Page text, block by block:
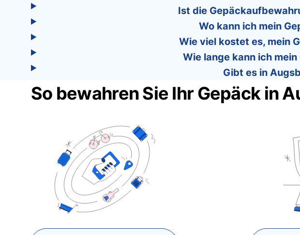
Ist die
Wo kann ich mein
Wie viel kostet es, mein
Wie lange kann ich
Gibt es in
So bewahren Sie Ihr Gepäck in